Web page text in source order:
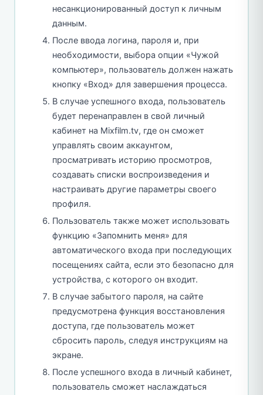
несанкционированный доступ к личным
данным.
После ввода логина, пароля и, при
необходимости, выбора опции «Чужой
компьютер», пользователь должен нажать
кнопку «Вход» для завершения процесса.
В случае успешного входа, пользователь
будет перенаправлен в свой личный
кабинет на Mixfilm.tv, где он сможет
управлять своим аккаунтом,
просматривать историю просмотров,
создавать списки воспроизведения и
настраивать другие параметры своего
профиля.
Пользователь также может использовать
функцию «Запомнить меня» для
автоматического входа при последующих
посещениях сайта, если это безопасно для
устройства, с которого он входит.
В случае забытого пароля, на сайте
предусмотрена функция восстановления
доступа, где пользователь может
сбросить пароль, следуя инструкциям на
экране.
После успешного входа в личный кабинет,
пользователь сможет наслаждаться